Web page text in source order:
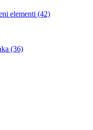
elementi (42)
(36)